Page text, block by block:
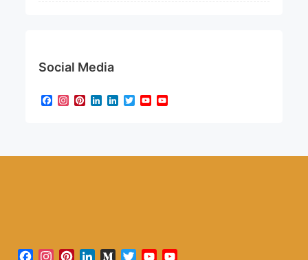
Social Media
Facebook
Instagram
Pinterest
LinkedIn
LinkedIn
TwitterYouTube
Facebook
Instagram
PinterestLinkedInMediumTwitterYouTube